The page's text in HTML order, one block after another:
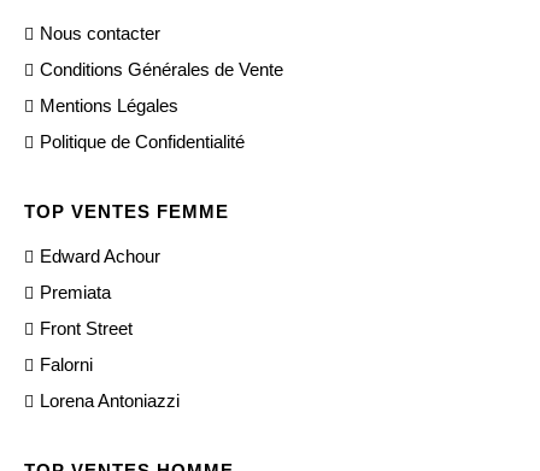
Nous contacter
Conditions Générales de Vente
Mentions Légales
Politique de Confidentialité
TOP VENTES FEMME
Edward Achour
Premiata
Front Street
Falorni
Lorena Antoniazzi